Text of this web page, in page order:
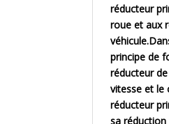
réducteur
roue et aux
principe de
réducteur
vitesse et le
réducteur
sa